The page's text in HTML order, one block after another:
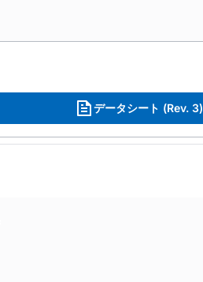
データシート (Rev. 3)